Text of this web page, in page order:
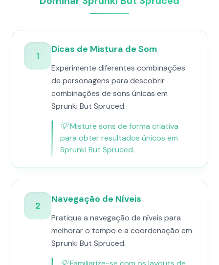
1
Dicas de Mistura de Som
Experimente diferentes combinações
de personagens para descobrir
combinações de sons únicas em
Sprunki But Spruced.
💡Misture sons de forma criativa
para obter resultados únicos em
Sprunki But Spruced.
2
Navegação de Níveis
Pratique a navegação de níveis para
melhorar o tempo e a coordenação em
Sprunki But Spruced.